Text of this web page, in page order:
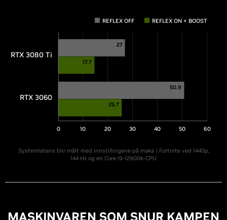
REFLEX OFF REFLEX ON + BOOST
0 10 20 30 40 50 60
27
17.7
50.9
25.7
RTX 3080 Ti
RTX 3060
Systemlatens blir målt med innstillingene på maks i Fortnite ved 1440p,
144 Hz og en Core i9-12900k-CPU
MASKINVAREN SOM SNUR KAMPEN